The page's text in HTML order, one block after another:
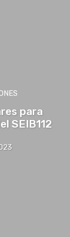
para
SEIB112